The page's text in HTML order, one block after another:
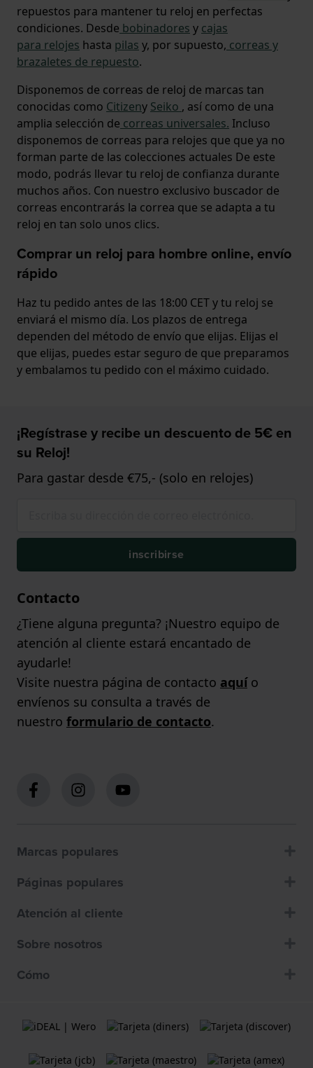
repuestos para mantener tu reloj en perfectas
condiciones. Desde bobinadores y cajas
para relojes hasta pilas y, por supuesto, correas y
brazaletes de repuesto.
Disponemos de correas de reloj de marcas tan
conocidas como Citizeny Seiko , así como de una
amplia selección de correas universales. Incluso
disponemos de correas para relojes que que ya no
forman parte de las colecciones actuales De este
modo, podrás llevar tu reloj de confianza durante
muchos años. Con nuestro exclusivo buscador de
correas encontrarás la correa que se adapta a tu
reloj en tan solo unos clics.
Comprar un reloj para hombre online, envío
rápido
Haz tu pedido antes de las 18:00 CET y tu reloj se
enviará el mismo día. Los plazos de entrega
dependen del método de envío que elijas. Elijas el
que elijas, puedes estar seguro de que preparamos
y embalamos tu pedido con el máximo cuidado.
¡Regístrase y recibe un descuento de 5€ en
su Reloj!
Para gastar desde €75,- (solo en relojes)
inscribirse
Contacto
¿Tiene alguna pregunta? ¡Nuestro equipo de
atención al cliente estará encantado de
ayudarle!
Visite nuestra página de contacto aquío
envíenos su consulta a través de
nuestro formulario de contacto.
Marcas populares
Páginas populares
Atención al cliente
Sobre nosotros
Cómo